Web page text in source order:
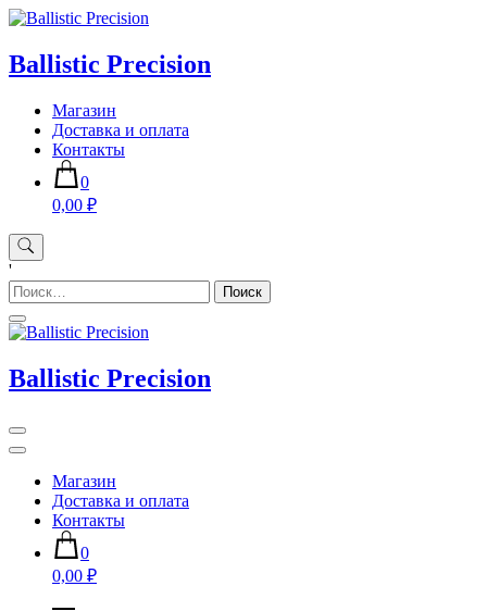
Skip
content
Ballistic Precision
Магазин
Доставка и оплата
Контакты
0
0,00 ₽
'
Найти:
Ballistic Precision
Магазин
Доставка и оплата
Контакты
0
0,00 ₽